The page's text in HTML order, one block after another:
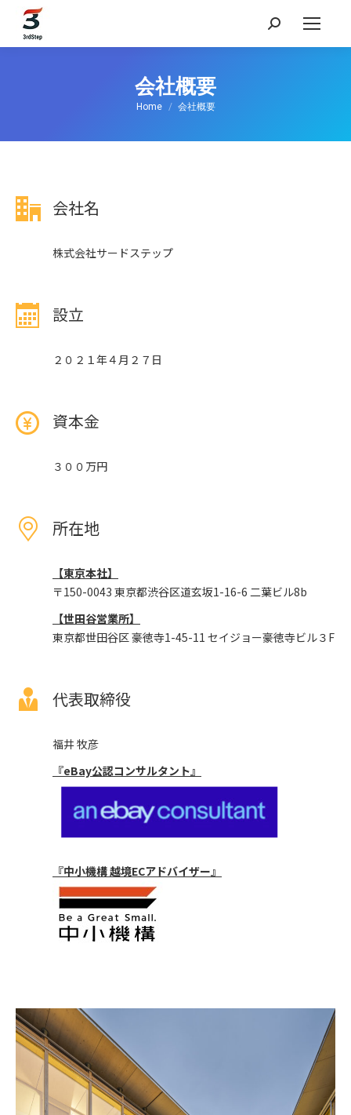
検
索:
会社概要
現在地:
Home 会社概要
会社名
株式会社サードステップ
設立
２０２１年４月２７日
資本金
３００万円
所在地
【東京本社】
〒150-0043 東京都渋谷区道玄坂1-16-6 二葉ビル8b
【世田谷営業所】
東京都世田谷区 豪徳寺1-45-11 セイジョー豪徳寺ビル３F
代表取締役
福井 牧彦
『eBay公認コンサルタント』
『中小機構 越境ECアドバイザー』